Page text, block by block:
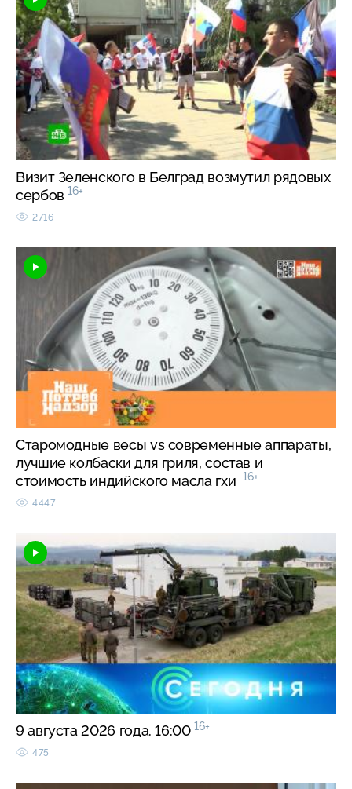
Визит Зеленского в Белград возмутил рядовых
сербов 16+
2716
Старомодные весы vs современные аппараты,
лучшие колбаски для гриля, состав и
стоимость индийского масла гхи 16+
4447
9 августа 2026 года. 16:00 16+
475